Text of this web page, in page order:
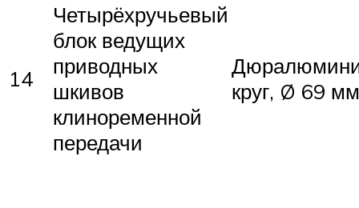
14
Четырёхручьевый
блок ведущих
приводных
шкивов
клиноременной
передачи
круг, Ø 69 мм